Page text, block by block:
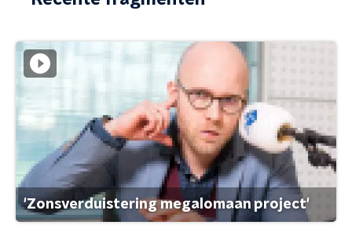
'Zonsverduistering megalomaan project'